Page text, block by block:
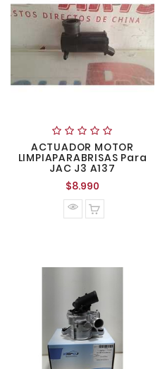
ACTUADOR MOTOR
LIMPIAPARABRISAS Para
JAC J3 A137
$8.990
normal